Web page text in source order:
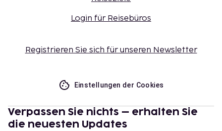
Login für Reisebüros
Registrieren Sie sich für unseren Newsletter
Einstellungen der Cookies
Verpassen Sie nichts – erhalten Sie
die neuesten Updates